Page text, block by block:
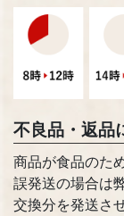
不良品・返品
商品が食品のた
誤発送の場合は
交換分を発送さ